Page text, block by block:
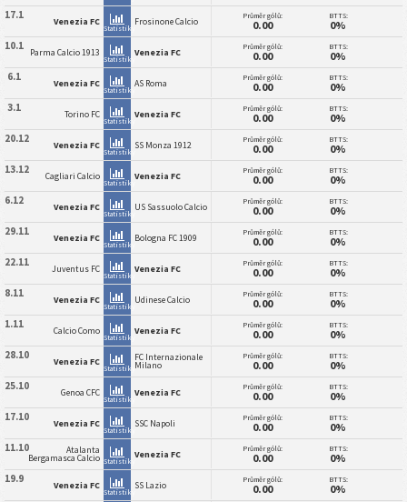
17.1 Venezia FC
Statistiky
Frosinone Calcio Průměr gólů:
0.00
BTTS:
0%
10.1 Parma Calcio 1913
Statistiky
Venezia FC Průměr gólů:
0.00
BTTS:
0%
6.1 Venezia FC
Statistiky
AS Roma Průměr gólů:
0.00
BTTS:
0%
3.1 Torino FC
Statistiky
Venezia FC Průměr gólů:
0.00
BTTS:
0%
20.12 Venezia FC
Statistiky
SS Monza 1912 Průměr gólů:
0.00
BTTS:
0%
13.12 Cagliari Calcio
Statistiky
Venezia FC Průměr gólů:
0.00
BTTS:
0%
6.12 Venezia FC
Statistiky
US Sassuolo Calcio Průměr gólů:
0.00
BTTS:
0%
29.11 Venezia FC
Statistiky
Bologna FC 1909 Průměr gólů:
0.00
BTTS:
0%
22.11 Juventus FC
Statistiky
Venezia FC Průměr gólů:
0.00
BTTS:
0%
8.11 Venezia FC
Statistiky
Udinese Calcio Průměr gólů:
0.00
BTTS:
0%
1.11 Calcio Como
Statistiky
Venezia FC Průměr gólů:
0.00
BTTS:
0%
28.10 Venezia FC
Statistiky
FC Internazionale
Milano
Průměr gólů:
0.00
BTTS:
0%
25.10 Genoa CFC
Statistiky
Venezia FC Průměr gólů:
0.00
BTTS:
0%
17.10 Venezia FC
Statistiky
SSC Napoli Průměr gólů:
0.00
BTTS:
0%
11.10 Atalanta
Bergamasca Calcio Statistiky
Venezia FC Průměr gólů:
0.00
BTTS:
0%
19.9 Venezia FC
Statistiky
SS Lazio Průměr gólů:
0.00
BTTS:
0%